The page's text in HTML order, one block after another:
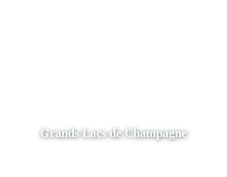
Grands Lacs de Champagne